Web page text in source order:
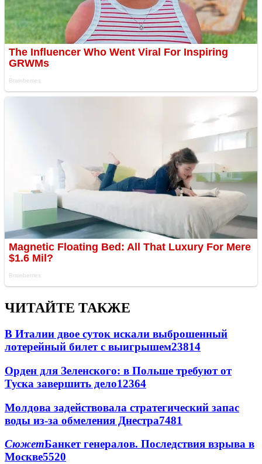
ЧИТАЙТЕ ТАКЖЕ
В Италии двое суток искали выброшенный
лотерейный билет с выигрышем23814
Орден для Зеленского: в Польше требуют от
Туска завершить дело12364
Молдова задействовала стратегический запас
воды из-за обмеления Днестра7481
СюжетБанкет генералов. Последствия взрыва в
Москве5520